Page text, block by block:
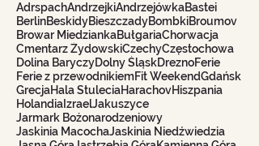
AdrspachAndrzejkiAndrzejówkaBastei
BerlinBeskidyBieszczadyBombkiBroumov
Browar MiedziankaBułgariaChorwacja
Cmentarz ŻydowskiCzechyCzęstochowa
Dolina BaryczyDolny ŚląskDreznoFerie
Ferie z przewodnikiemFit WeekendGdańsk
GrecjaHala StuleciaHarachovHiszpania
Holandia IzraelJakuszyce
Jarmark Bożonarodzeniowy
Jaskinia MacochaJaskinia Niedźwiedzia